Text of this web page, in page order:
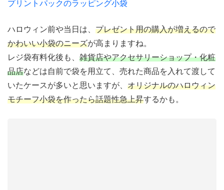
プリントパックのラッピング小袋
ハロウィン前や当日は、 プレゼント用の購入が増えるので
かわいい小袋のニーズが高まりますね。
レジ袋有料化後も、 雑貨店やアクセサリーショップ・化粧
品店などは自前で袋を用立て、売れた商品を入れて渡して
いたケースが多いと思いますが、 オリジナルのハロウィン
モチーフ小袋を作ったら話題性急上昇するかも。